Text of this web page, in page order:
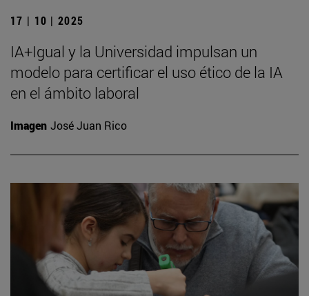
17 | 10 | 2025
IA+Igual y la Universidad impulsan un
modelo para certificar el uso ético de la IA
en el ámbito laboral
Imagen José Juan Rico